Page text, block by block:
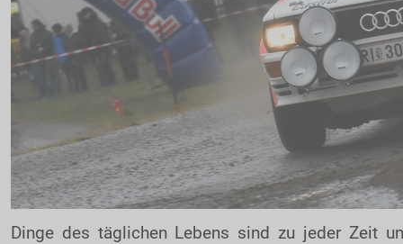
Dinge des täglichen Lebens sind zu jeder Zeit